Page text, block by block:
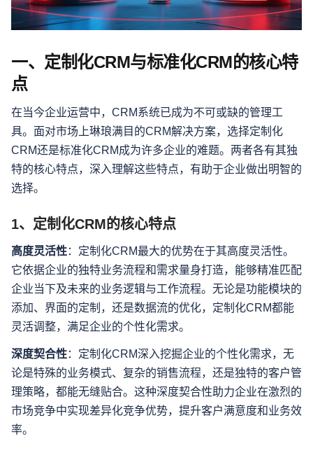
一、定制化CRM与标准化CRM的核心特
点
在当今企业运营中，CRM系统已成为不可或缺的管理工
具。面对市场上琳琅满目的CRM解决方案，选择定制化
CRM还是标准化CRM成为许多企业的难题。两者各有其独
特的核心特点，深入理解这些特点，有助于企业做出明智的
选择。
1、定制化CRM的核心特点
高度灵活性：定制化CRM最大的优势在于其高度灵活性。
它依据企业的独特业务流程和需求量身打造，能够精准匹配
企业当下及未来的业务逻辑与工作流程。无论是功能模块的
添加、界面的定制，还是数据流的优化，定制化CRM都能
灵活调整，满足企业的个性化需求。
深度契合性：定制化CRM深入挖掘企业的个性化需求，无
论是特殊的业务模式、复杂的销售流程，还是独特的客户管
理策略，都能无缝贴合。这种深度契合性助力企业在激烈的
市场竞争中实现差异化竞争优势，提升客户满意度和业务效
率。